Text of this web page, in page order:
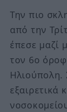
Την πιο
από την
έπεσε μαζί
τον 6ο
Ηλιούπολη.